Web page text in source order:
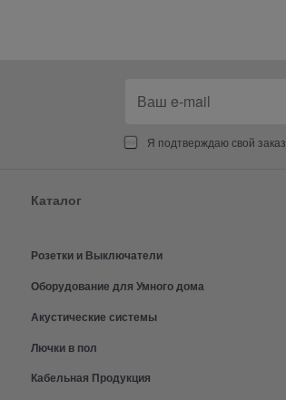
Я подтверждаю свой заказ.
Каталог
Розетки и Выключатели
Оборудование для Умного дома
Акустические системы
Лючки в пол
Кабельная Продукция